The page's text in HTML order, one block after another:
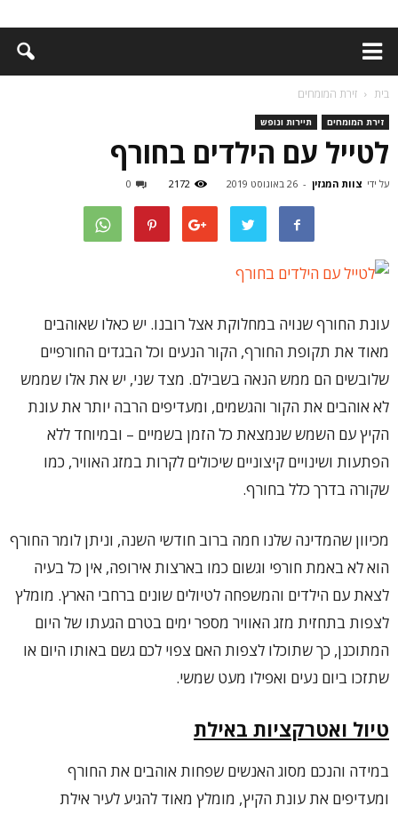
בית זירת המומחים
זירת המומחים תיירות ונופש
לטייל עם הילדים בחורף
על ידי צוות המגזין - 26 באוגוסט 2019 2172
0
עונת החורף שנויה במחלוקת אצל רובנו. יש כאלו שאוהבים
מאוד את תקופת החורף, הקור הנעים וכל הבגדים החורפיים
שלובשים הם ממש הנאה בשבילם. מצד שני, יש את אלו שממש
לא אוהבים את הקור והגשמים, ומעדיפים הרבה יותר את עונת
הקיץ עם השמש שנמצאת כל הזמן בשמיים – ובמיוחד ללא
הפתעות ושינויים קיצוניים שיכולים לקרות במזג האוויר, כמו
שקורה בדרך כלל בחורף.
מכיוון שהמדינה שלנו חמה ברוב חודשי השנה, וניתן לומר החורף
הוא לא באמת חורפי וגשום כמו בארצות אירופה, אין כל בעיה
לצאת עם הילדים והמשפחה לטיולים שונים ברחבי הארץ. מומלץ
לצפות בתחזית מזג האוויר מספר ימים בטרם הגעתו של היום
המתוכנן, כך שתוכלו לצפות האם צפוי לכם גשם באותו היום או
שתזכו ביום נעים ואפילו מעט שמשי.
טיול ואטרקציות באילת
במידה והנכם מסוג האנשים שפחות אוהבים את החורף
ומעדיפים את עונת הקיץ, מומלץ מאוד להגיע לעיר אילת